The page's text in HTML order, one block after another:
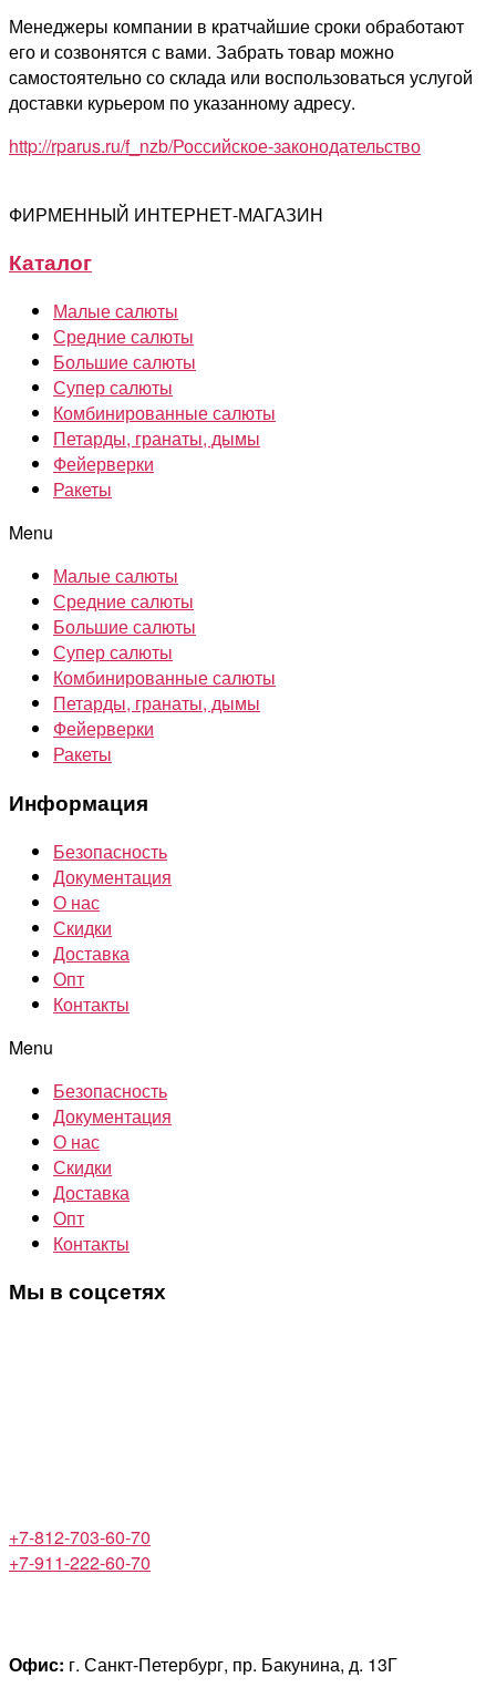
Менеджеры компании в кратчайшие сроки обработают
его и созвонятся с вами. Забрать товар можно
самостоятельно со склада или воспользоваться услугой
доставки курьером по указанному адресу.
http://rparus.ru/f_nzb/Российское-законодательство
ФИРМЕННЫЙ ИНТЕРНЕТ-МАГАЗИН
Каталог
Малые салюты
Средние салюты
Большие салюты
Супер салюты
Комбинированные салюты
Петарды, гранаты, дымы
Фейерверки
Ракеты
Menu
Малые салюты
Средние салюты
Большие салюты
Супер салюты
Комбинированные салюты
Петарды, гранаты, дымы
Фейерверки
Ракеты
Информация
Безопасность
Документация
О нас
Скидки
Доставка
Опт
Контакты
Menu
Безопасность
Документация
О нас
Скидки
Доставка
Опт
Контакты
Мы в соцсетях
+7-812-703-60-70
+7-911-222-60-70
Офис: г. Санкт-Петербург, пр. Бакунина, д. 13Г